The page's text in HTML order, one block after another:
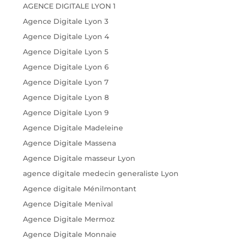
AGENCE DIGITALE LYON 1
Agence Digitale Lyon 3
Agence Digitale Lyon 4
Agence Digitale Lyon 5
Agence Digitale Lyon 6
Agence Digitale Lyon 7
Agence Digitale Lyon 8
Agence Digitale Lyon 9
Agence Digitale Madeleine
Agence Digitale Massena
Agence Digitale masseur Lyon
agence digitale medecin generaliste Lyon
Agence digitale Ménilmontant
Agence Digitale Menival
Agence Digitale Mermoz
Agence Digitale Monnaie